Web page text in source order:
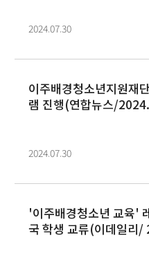
2024.07.30
이주배경청소년지원재
램 진행(연합뉴스/
2024.07.30
'이주배경청소년 교육'
국 학생 교류(이데일리